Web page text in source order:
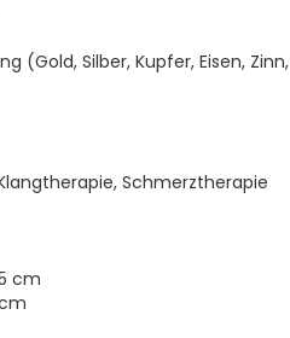
(Gold, Silber, Kupfer, Eisen, Zinn,
Schmerztherapie
cm